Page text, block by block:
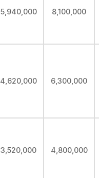
5,940,000 8,100,000
4,620,000 6,300,000
3,520,000 4,800,000